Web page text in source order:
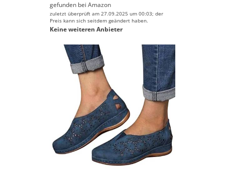
gefunden bei Amazon
zuletzt überprüft am 27.09.2025 um 00:03; der
Preis kann sich seitdem geändert haben.
Keine weiteren Anbieter